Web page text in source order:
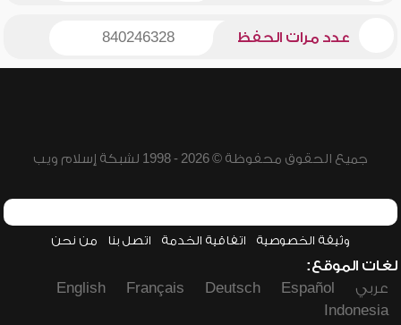
عدد مرات الحفظ 840246328
جميع الحقوق محفوظة © 2026 - 1998 لشبكة إسلام ويب
وثيقة الخصوصية اتفاقية الخدمة اتصل بنا من نحن
لغات الموقع:
عربي
Español
Deutsch
Français
English
Indonesia